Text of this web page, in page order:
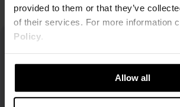
provided to them or that they’ve
of their services. For more information
Policy.
Allow all